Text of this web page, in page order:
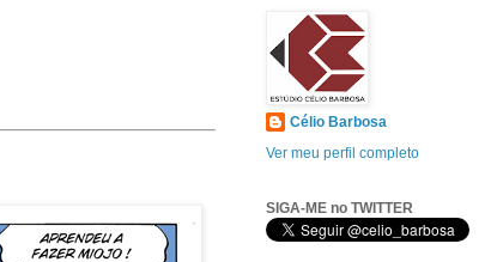
Célio Barbosa
Ver meu perfil completo
SIGA-ME no TWITTER